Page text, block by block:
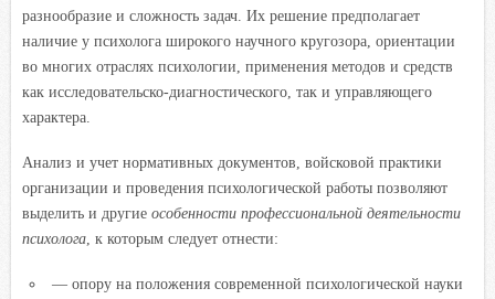
разнообразие и сложность задач. Их решение предполагает
наличие у психолога широкого научного кругозора, ориентации
во многих отраслях психологии, применения методов и средств
как исследовательско-диагностического, так и управляющего
характера.
Анализ и учет нормативных документов, войсковой практики
организации и проведения психологической работы позволяют
выделить и другие особенности профессиональной деятельности
психолога , к которым следует отнести:
— опору на положения современной психологической науки